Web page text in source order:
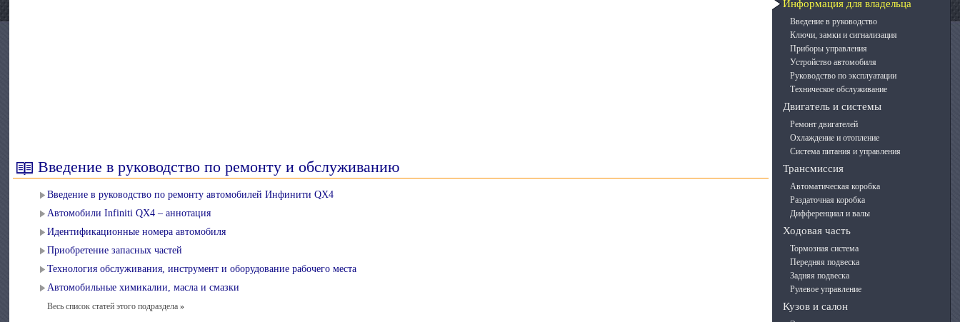
Введение в руководство по ремонту и обслуживанию
Введение в руководство по ремонту автомобилей Инфинити QX4
Автомобили Infiniti QX4 – аннотация
Идентификационные номера автомобиля
Приобретение запасных частей
Технология обслуживания, инструмент и оборудование рабочего места
Автомобильные химикалии, масла и смазки
Весь список статей этого подраздела»
Информация для владельца
Введение в руководство
Ключи, замки и сигнализация
Приборы управления
Устройство автомобиля
Руководство по эксплуатации
Техническое обслуживание
Двигатель и системы
Ремонт двигателей
Охлаждение и отопление
Система питания и управления
Трансмиссия
Автоматическая коробка
Раздаточная коробка
Дифференциал и валы
Ходовая часть
Тормозная система
Передняя подвеска
Задняя подвеска
Рулевое управление
Кузов и салон